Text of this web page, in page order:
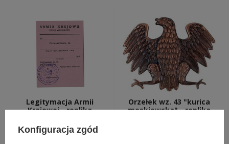
Legitymacja Armii
Krajowej - replika
12,50 zł
Orzełek wz. 43 "kurica
moskiewska" - replika
Konfiguracja zgód